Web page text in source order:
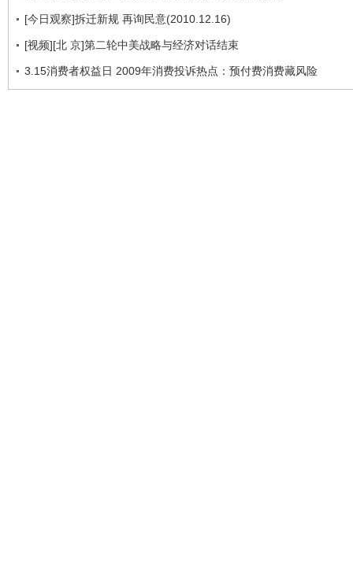
[今日观察]拆迁新规 再询民意(2010.12.16)
[视频][北 京]第二轮中美战略与经济对话结束
3.15消费者权益日 2009年消费投诉热点：预付费消费藏风险